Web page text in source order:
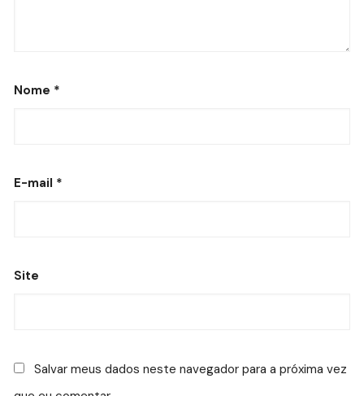
Nome *
E-mail *
Site
Salvar meus dados neste navegador para a próxima vez